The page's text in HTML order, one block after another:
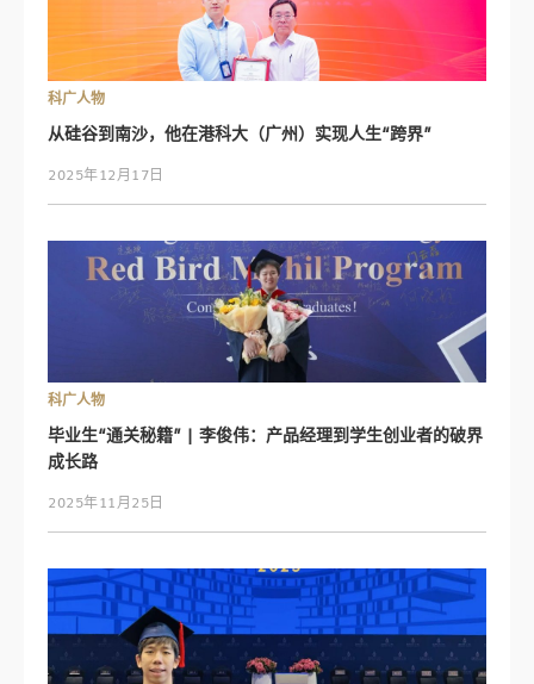
科广人物
从硅谷到南沙，他在港科大（广州）实现人生“跨界”
2025年12月17日
科广人物
毕业生“通关秘籍” | 李俊伟：产品经理到学生创业者的破界
成长路
2025年11月25日